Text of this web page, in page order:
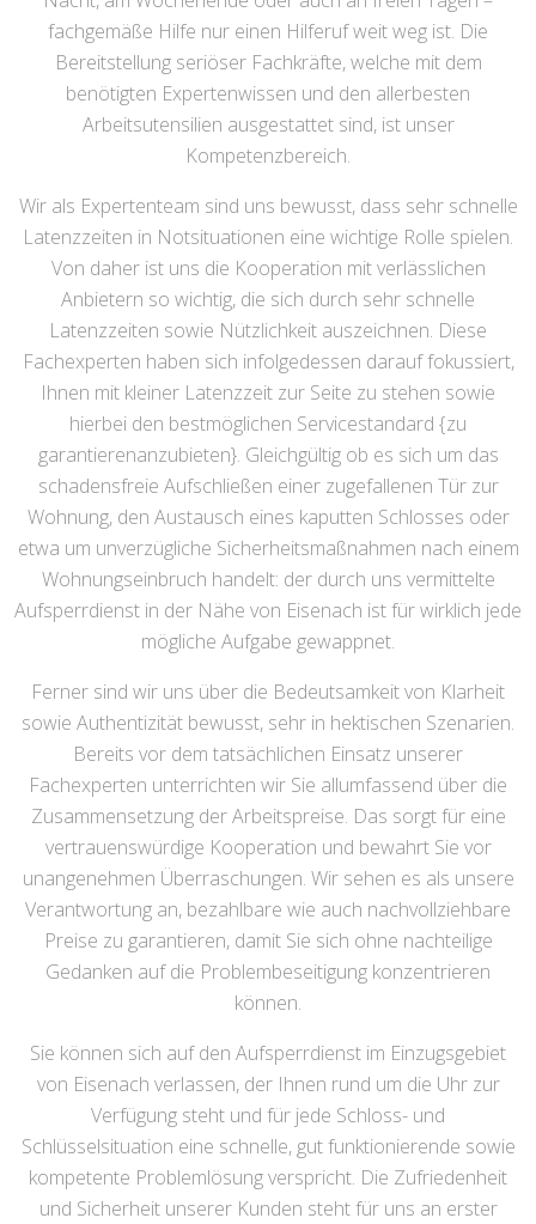
fachgemäße Hilfe nur einen Hilferuf weit weg ist. Die
Bereitstellung seriöser Fachkräfte, welche mit dem
benötigten Expertenwissen und den allerbesten
Arbeitsutensilien ausgestattet sind, ist unser
Kompetenzbereich.
Wir als Expertenteam sind uns bewusst, dass sehr schnelle
Latenzzeiten in Notsituationen eine wichtige Rolle spielen.
Von daher ist uns die Kooperation mit verlässlichen
Anbietern so wichtig, die sich durch sehr schnelle
Latenzzeiten sowie Nützlichkeit auszeichnen. Diese
Fachexperten haben sich infolgedessen darauf fokussiert,
Ihnen mit kleiner Latenzzeit zur Seite zu stehen sowie
hierbei den bestmöglichen Servicestandard {zu
garantierenanzubieten}. Gleichgültig ob es sich um das
schadensfreie Aufschließen einer zugefallenen Tür zur
Wohnung, den Austausch eines kaputten Schlosses oder
etwa um unverzügliche Sicherheitsmaßnahmen nach einem
Wohnungseinbruch handelt: der durch uns vermittelte
Aufsperrdienst in der Nähe von Eisenach ist für wirklich jede
mögliche Aufgabe gewappnet.
Ferner sind wir uns über die Bedeutsamkeit von Klarheit
sowie Authentizität bewusst, sehr in hektischen Szenarien.
Bereits vor dem tatsächlichen Einsatz unserer
Fachexperten unterrichten wir Sie allumfassend über die
Zusammensetzung der Arbeitspreise. Das sorgt für eine
vertrauenswürdige Kooperation und bewahrt Sie vor
unangenehmen Überraschungen. Wir sehen es als unsere
Verantwortung an, bezahlbare wie auch nachvollziehbare
Preise zu garantieren, damit Sie sich ohne nachteilige
Gedanken auf die Problembeseitigung konzentrieren
können.
Sie können sich auf den Aufsperrdienst im Einzugsgebiet
von Eisenach verlassen, der Ihnen rund um die Uhr zur
Verfügung steht und für jede Schloss- und
Schlüsselsituation eine schnelle, gut funktionierende sowie
kompetente Problemlösung verspricht. Die Zufriedenheit
und Sicherheit unserer Kunden steht für uns an erster